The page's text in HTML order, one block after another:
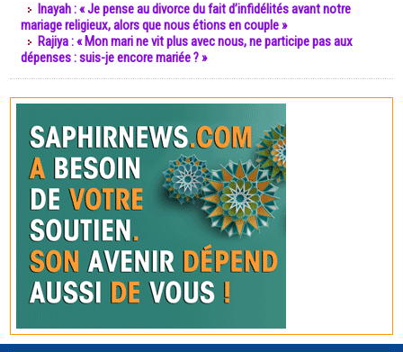
Inayah : « Je pense au divorce du fait d’infidélités avant notre
mariage religieux, alors que nous étions en couple »
Rajiya : « Mon mari ne vit plus avec nous, ne participe pas aux
dépenses : suis-je encore mariée ? »